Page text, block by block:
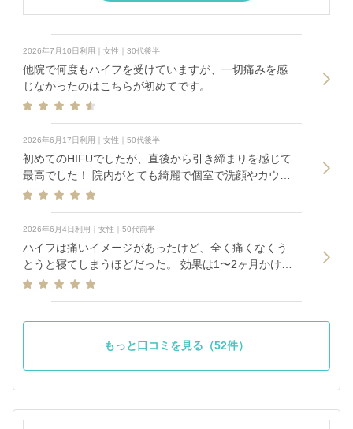
2026年7月10日利用｜女性｜30代後半
他院で何度もハイフを受けていますが、一切痛みを感
じなかったのはこちらが初めてです。
2026年6月17日利用｜女性｜50代後半
初めてのHIFUでしたが、直後から引き締まりを感じて
最高でした！ 院内がとても綺麗で個室で洗顔やカウン
セリングもできるので人目が気にならなくていいです
2026年6月4日利用｜女性｜50代前半
ハイフは痛いイメージがあったけど、全く痛くなくう
とうと寝てしまうほどだった。 効果は1〜2ヶ月かけて
ということでしたが、 フェイスラインのもたつきがす
もっと口コミを見る（52件）